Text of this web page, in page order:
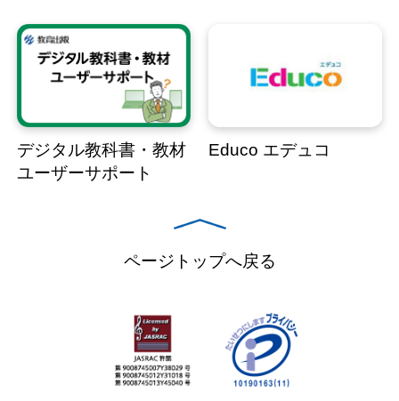
デジタル教科書・教材
ユーザーサポート
Educo エデュコ
ページトップへ戻る